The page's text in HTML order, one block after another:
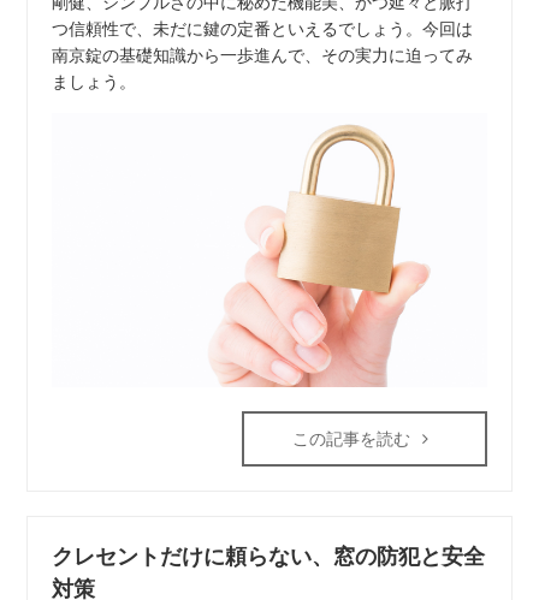
つ信頼性で、未だに鍵の定番といえるでしょう。今回は
南京錠の基礎知識から一歩進んで、その実力に迫ってみ
ましょう。
この記事を読む
クレセントだけに頼らない、窓の防犯と安全
対策